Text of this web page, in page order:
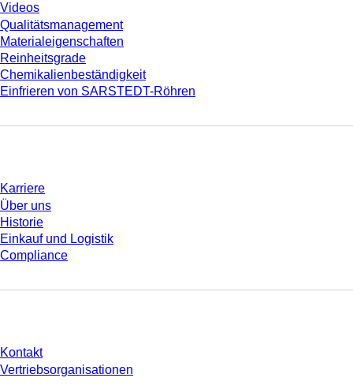
Videos
Qualitätsmanagement
Materialeigenschaften
Reinheitsgrade
Chemikalienbeständigkeit
Einfrieren von SARSTEDT-Röhren
Karriere
Über uns
Historie
Einkauf und Logistik
Compliance
Kontakt
Vertriebsorganisationen